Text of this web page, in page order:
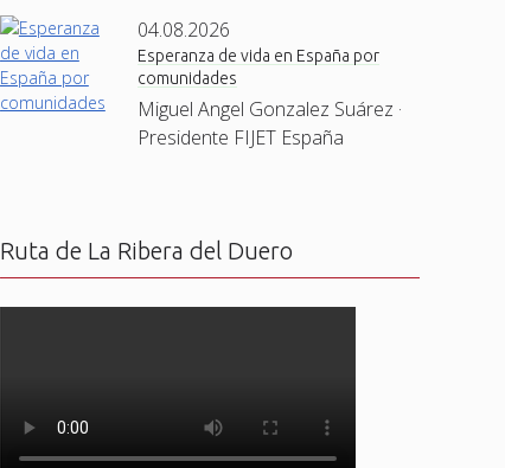
04.08.2026
Esperanza de vida en España por
comunidades
Miguel Angel Gonzalez Suárez ·
Presidente FIJET España
Ruta de La Ribera del Duero